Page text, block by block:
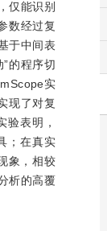
仅能识别
数经过复
于中间表
的程序切
实
现了对复
表明，
；在真实
象，相较
析的高覆